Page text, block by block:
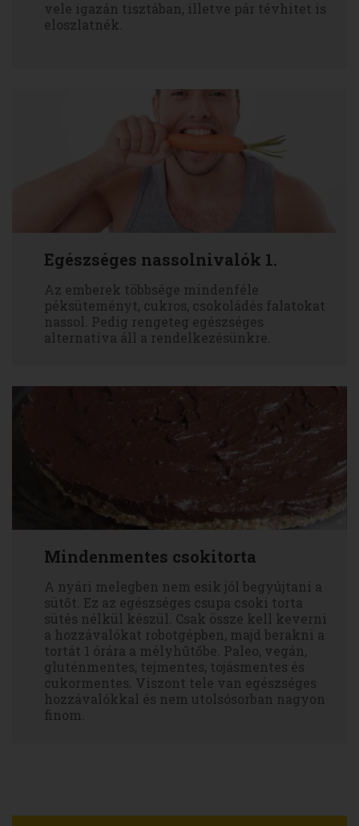
vele igazán tisztában, illetve pár tévhitet is
eloszlatnék.
Egészséges nassolnivalók 1.
Az emberek többsége mindenféle
péksüteményt, cukros, csokoládés falatokat
nassol. Pedig rengeteg egészséges
alternatíva áll a rendelkezésünkre.
Mindenmentes csokitorta
A nyári melegben nem esik jól begyújtani a
sütőt. Ez az egészséges csupa csoki torta
sütés nélkül készül. Csak össze kell keverni
a hozzávalókat robotgépben, majd berakni a
tortát 1 órára a mélyhűtőbe. Paleo, vegán,
gluténmentes, tejmentes, tojásmentes és
cukormentes. Viszont tele van egészséges
hozzávalókkal és nem utolsósorban nagyon
finom.